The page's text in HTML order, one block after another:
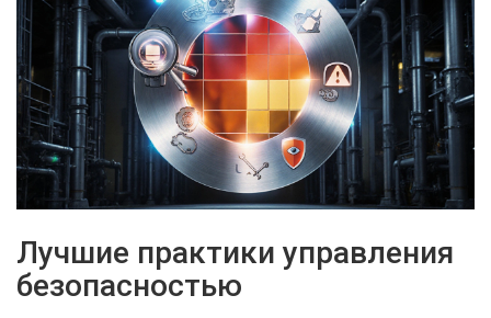
Лучшие практики управления
безопасностью